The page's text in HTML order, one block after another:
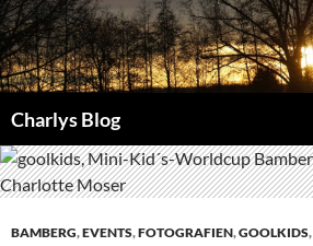
Zum
Inhalt
springen
Charlys Blog
BAMBERG,EVENTS,FOTOGRAFIEN,GOOLKIDS,